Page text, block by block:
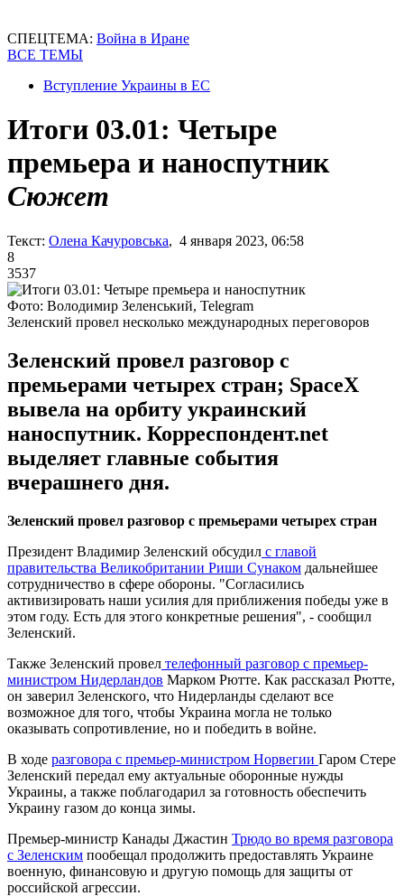
СПЕЦТЕМА: Война в Иране
ВСЕ ТЕМЫ
Вступление Украины в ЕС
Итоги 03.01: Четыре
премьера и наноспутник
Сюжет
Текст: Олена Качуровська, 4 января 2023, 06:58
8
3537
Фото: Володимир Зеленський, Telegram
Зеленский провел несколько международных переговоров
Зеленский провел разговор с
премьерами четырех стран; SpaceX
вывела на орбиту украинский
наноспутник. Корреспондент.net
выделяет главные события
вчерашнего дня.
Зеленский провел разговор с премьерами четырех стран
Президент Владимир Зеленский обсудил с главой
правительства Великобритании Риши Сунаком дальнейшее
сотрудничество в сфере обороны. "Согласились
активизировать наши усилия для приближения победы уже в
этом году. Есть для этого конкретные решения", - сообщил
Зеленский.
Также Зеленский провел телефонный разговор с премьер-
министром Нидерландов Марком Рютте. Как рассказал Рютте,
он заверил Зеленского, что Нидерланды сделают все
возможное для того, чтобы Украина могла не только
оказывать сопротивление, но и победить в войне.
В ходе разговора с премьер-министром Норвегии Гаром Стере
Зеленский передал ему актуальные оборонные нужды
Украины, а также поблагодарил за готовность обеспечить
Украину газом до конца зимы.
Премьер-министр Канады Джастин Трюдо во время разговора
с Зеленским пообещал продолжить предоставлять Украине
военную, финансовую и другую помощь для защиты от
российской агрессии.